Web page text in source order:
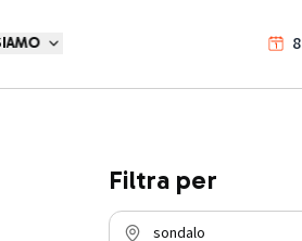
8
Filtra per